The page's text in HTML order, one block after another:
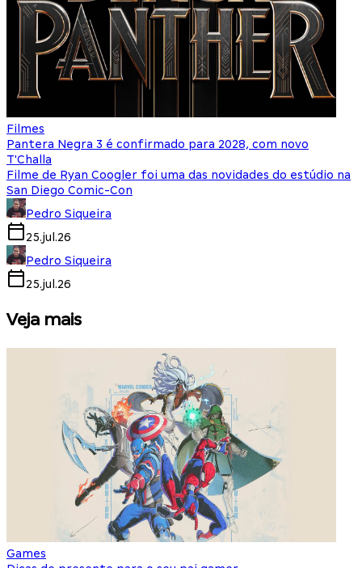
Filmes
Pantera Negra 3 é confirmado para 2028, com novo
T'Challa
Filme de Ryan Coogler foi uma das novidades do estúdio na
San Diego Comic-Con
Pedro Siqueira
25.jul.26
Pedro Siqueira
25.jul.26
Veja mais
Games